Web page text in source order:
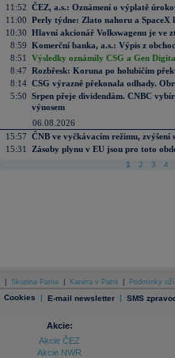
11:52 ČEZ, a.s.: Oznámení o výplatě
11:00 Perly týdne: Zlato nahoru a SpaceX
10:30 Hlavní akcionář Volkswagenu je ve
8:59 Komerční banka, a.s.: Výpis z
8:51
Výsledky oznámily CSG a Gen
8:47 Rozbřesk: Koruna po holubičím
8:14 CSG výrazně překonala odhady.
5:50 Srpen přeje dividendám. CNBC
výnosem
06.08.2026
15:57 ČNB ve vyčkávacím režimu, zvýšení
15:31
Zásoby plynu v EU jsou pro toto
1 2 3 4
Skupina Patria Kariéra v Patrii Podmínky
Cookies | E-mail newsletter | SMS
Akcie:
Akcie ČEZ
Akcie NWR